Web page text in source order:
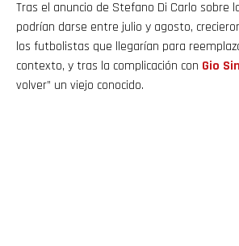
Tras el anuncio de Stefano Di Carlo sobre
podrían darse entre julio y agosto,
los futbolistas que llegarían para
contexto, y tras la complicación con Gio
volver” un viejo conocido.